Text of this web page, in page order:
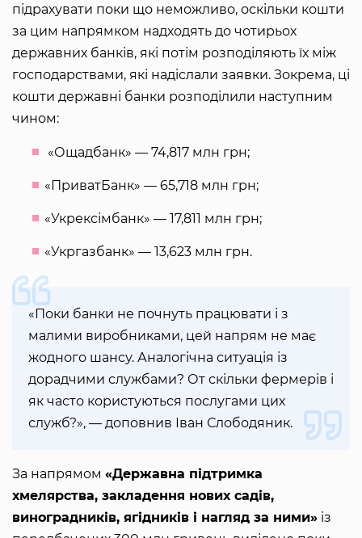
підрахувати поки що неможливо, оскільки кошти
за цим напрямком надходять до чотирьох
державних банків, які потім розподіляють їх між
господарствами, які надіслали заявки. Зокрема, ці
кошти державні банки розподілили наступним
чином:
«Ощадбанк» — 74,817 млн грн;
«ПриватБанк» — 65,718 млн грн;
«Укрексімбанк» — 17,811 млн грн;
«Укргазбанк» — 13,623 млн грн.
«Поки банки не почнуть працювати і з
малими виробниками, цей напрям не має
жодного шансу. Аналогічна ситуація із
дорадчими службами? От скільки фермерів і
як часто користуються послугами цих
служб?», — доповнив Іван Слободяник.
За напрямом «Державна підтримка
хмелярства, закладення нових садів,
виноградників, ягідників і нагляд за ними» із